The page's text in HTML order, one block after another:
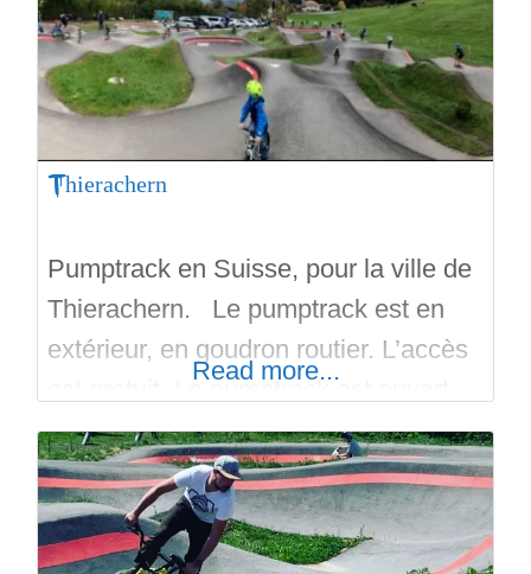
pumptrack est praticable en VTT,
Roller, BMX, Skateboards et
Trottinette Freestyle. Attention au
Thierachern
Pumptrack en Suisse, pour la ville de
Thierachern. Le pumptrack est en
extérieur, en goudron routier. L’accès
est gratuit. Le pumptrack est ouvert
pendant toute la journée. Il y a un
parking. Au pumptrack de
Thierachern on trouve une petite piste
de 57 mètres de tracé, et collé à cette
Read more...